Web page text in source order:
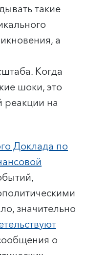
такие
а
Когда
шоки, это
реакции на
Доклада по
значительно
о